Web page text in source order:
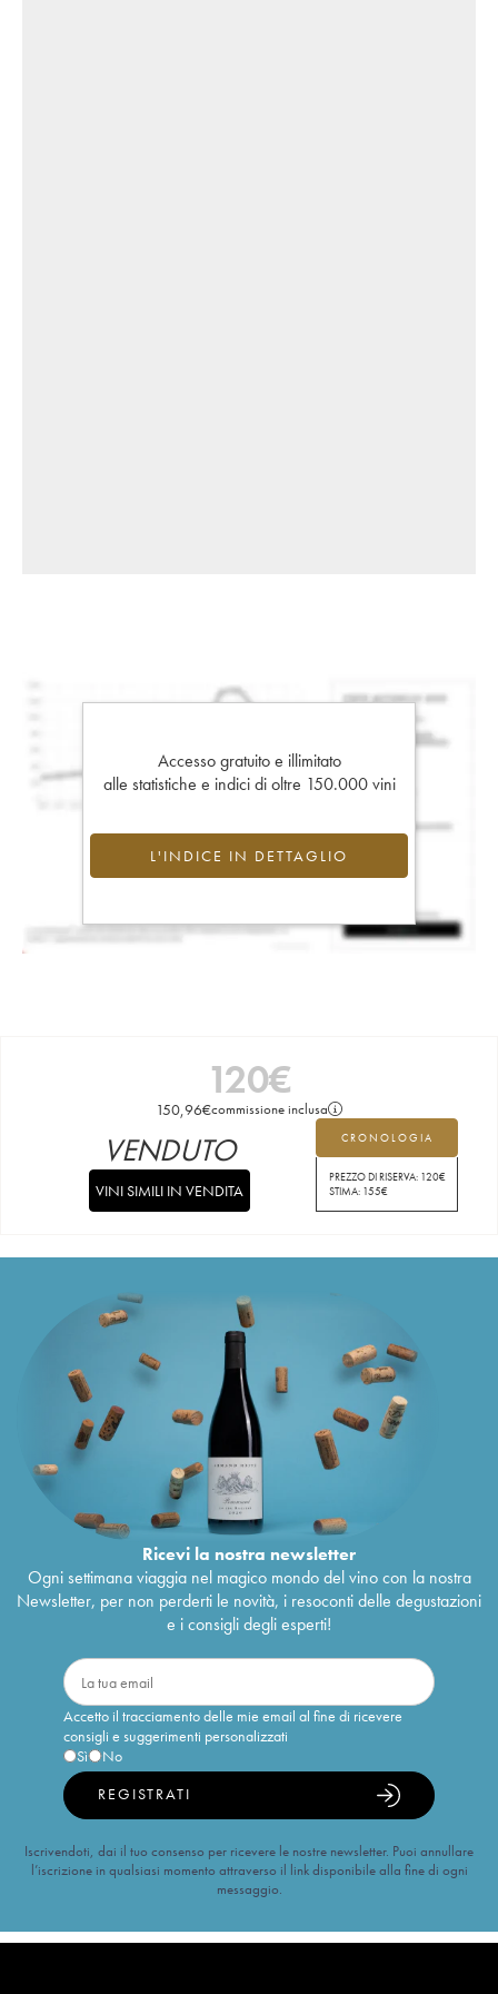
Accesso gratuito e illimitato
alle statistiche e indici di oltre 150.000 vini
L'INDICE IN DETTAGLIO
120€
150,96€commissione inclusa
CRONOLOGIA
PREZZO DI RISERVA: 120€
STIMA: 155€
VENDUTO
VINI SIMILI IN VENDITA
Ricevi la nostra newsletter
Ogni settimana viaggia nel magico mondo del vino con la nostra
Newsletter, per non perderti le novità, i resoconti delle degustazioni
e i consigli degli esperti!
Accetto il tracciamento delle mie email al fine di ricevere
consigli e suggerimenti personalizzati
Sì
No
REGISTRATI
Iscrivendoti, dai il tuo consenso per ricevere le nostre newsletter. Puoi annullare
l’iscrizione in qualsiasi momento attraverso il link disponibile alla fine di ogni
messaggio.